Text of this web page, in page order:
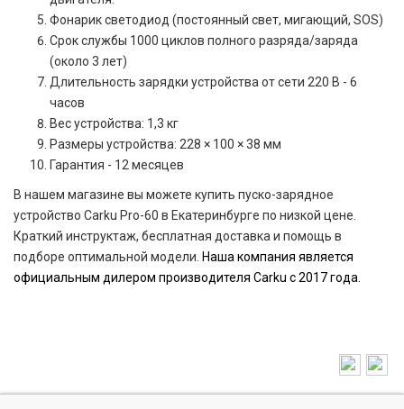
Фонарик светодиод (постоянный свет, мигающий, SOS)
Срок службы 1000 циклов полного разряда/заряда
(около 3 лет)
Длительность зарядки устройства от сети 220 В - 6
часов
Вес устройства: 1,3 кг
Размеры устройства: 228 × 100 × 38 мм
Гарантия - 12 месяцев
В нашем магазине вы можете купить пуско-зарядное
устройство Carku Pro-60 в Екатеринбурге по низкой цене.
Краткий инструктаж, бесплатная доставка и помощь в
подборе оптимальной модели. Наша компания является
официальным дилером производителя Carku с 2017 года.